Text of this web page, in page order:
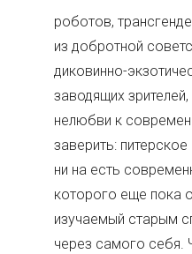
роботов,
из добротной
диковинно-
заводящих
нелюбви к
заверить:
ни на есть
которого еще пока
изучаемый старым
через самого